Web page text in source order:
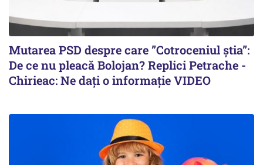
Mutarea PSD despre care ”Cotroceniul știa”:
De ce nu pleacă Bolojan? Replici Petrache -
Chirieac: Ne dați o informație VIDEO